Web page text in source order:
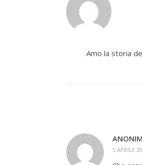
Amo la storia
5 APRILE